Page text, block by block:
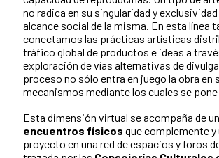
no radica en su singularidad y
alcance social de la misma. En esta línea
conectamos las prácticas artísticas
tráfico global de productos e ideas a
exploración de vías alternativas de
proceso no sólo entra en juego la obra en
mecanismos mediante los cuales se
Esta dimensión virtual se acompaña de un
encuentros físicos que complemente y
proyecto en una red de espacios y foros